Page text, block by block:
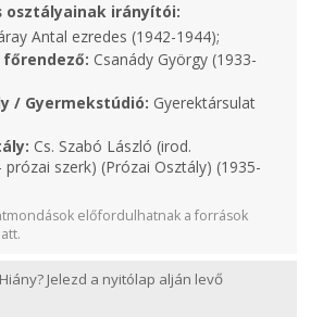
osztályainak irányítói:
Antal ezredes (1942-1944);
Csanády György (1933-
/ Gyermekstúdió: Gyerektársulat
Cs. Szabó László (irod.
prózai szerk) (Prózai Osztály) (1935-
előfordulhatnak a források
Jelezd a nyitólap alján levő